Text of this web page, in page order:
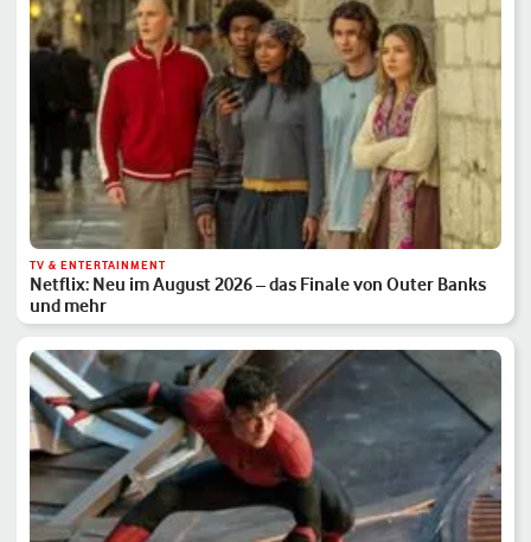
TV & ENTERTAINMENT
Netflix: Neu im August 2026 – das Finale von Outer Banks
und mehr